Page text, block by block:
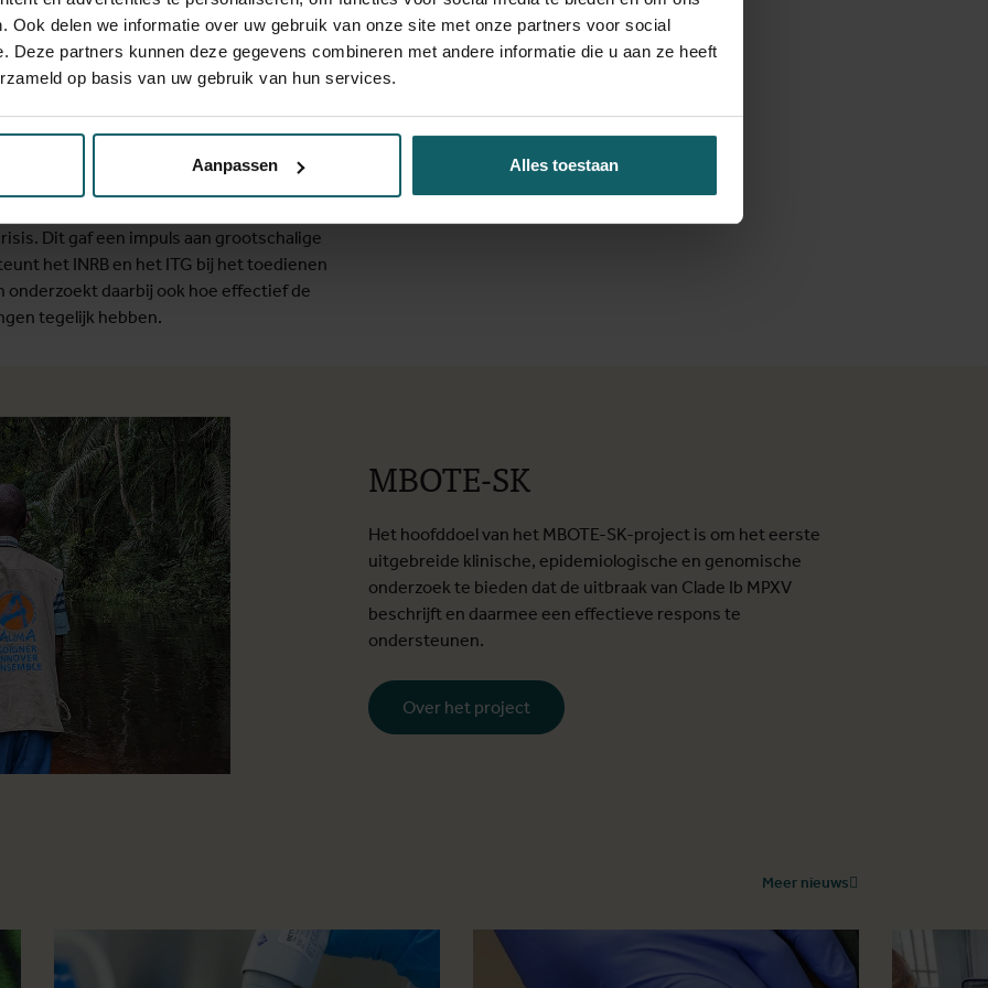
Ook delen we informatie over uw gebruik van onze site met onze partners voor social
Deze partners kunnen deze gegevens combineren met andere informatie die u aan ze heeft
op basis van uw gebruik van hun services.
Aanpassen Alles toestaan
Directoraat-Generaal voor
het European & Developing Countries
Wetenschappelijk Onderzoek (FWO).
naar mpox. Met de steun van
en Humanitaire
een doorbraak die bijdroeg aan het
Dit gaf een impuls aan grootschalige
het INRB en het ITG bij het toedienen
onderzoekt daarbij ook hoe effectief de
tegelijk hebben.
MBOTE-SK
Het hoofddoel van het MBOTE-SK-project is om het eerste
uitgebreide klinische, epidemiologische en genomische
onderzoek te bieden dat de uitbraak van Clade Ib MPXV
beschrijft en daarmee een effectieve respons te
ondersteunen.
Over het project
Meer nieuws